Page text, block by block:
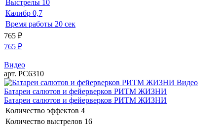
Выстрелы 10
Калибр 0,7
Время работы 20 сек
765 ₽
765 ₽
Видео
арт. РС6310
Видео
Батареи салютов и фейерверков РИТМ ЖИЗНИ
Батареи салютов и фейерверков РИТМ ЖИЗНИ
Количество эффектов 4
Количество выстрелов 16